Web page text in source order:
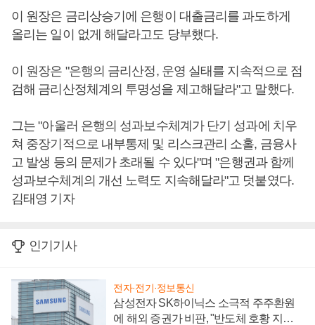
이 원장은 금리상승기에 은행이 대출금리를 과도하게
올리는 일이 없게 해달라고도 당부했다.
이 원장은 "은행의 금리산정, 운영 실태를 지속적으로 점
검해 금리산정체계의 투명성을 제고해달라"고 말했다.
그는 "아울러 은행의 성과보수체계가 단기 성과에 치우
쳐 중장기적으로 내부통제 및 리스크관리 소홀, 금융사
고 발생 등의 문제가 초래될 수 있다"며 "은행권과 함께
성과보수체계의 개선 노력도 지속해달라"고 덧붙였다.
김태영 기자
인기기사
전자·전기·정보통신
삼성전자 SK하이닉스 소극적 주주환원
에 해외 증권가 비판, "반도체 호황 지속